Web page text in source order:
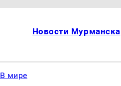
Новости Мурманска
В мире